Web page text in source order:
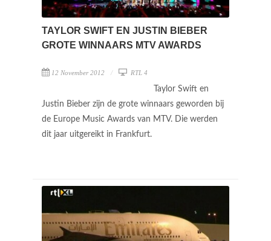
TAYLOR SWIFT EN JUSTIN BIEBER
GROTE WINNAARS MTV AWARDS
12 November 2012 RTL 4
Taylor Swift en
Justin Bieber zijn de grote winnaars geworden bij
de Europe Music Awards van MTV. Die werden
dit jaar uitgereikt in Frankfurt.